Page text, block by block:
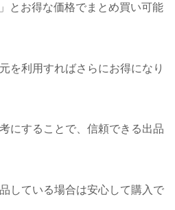
とお得な価格でまとめ買い可能
を利用すればさらにお得になり
にすることで、信頼できる出品
している場合は安心して購入で